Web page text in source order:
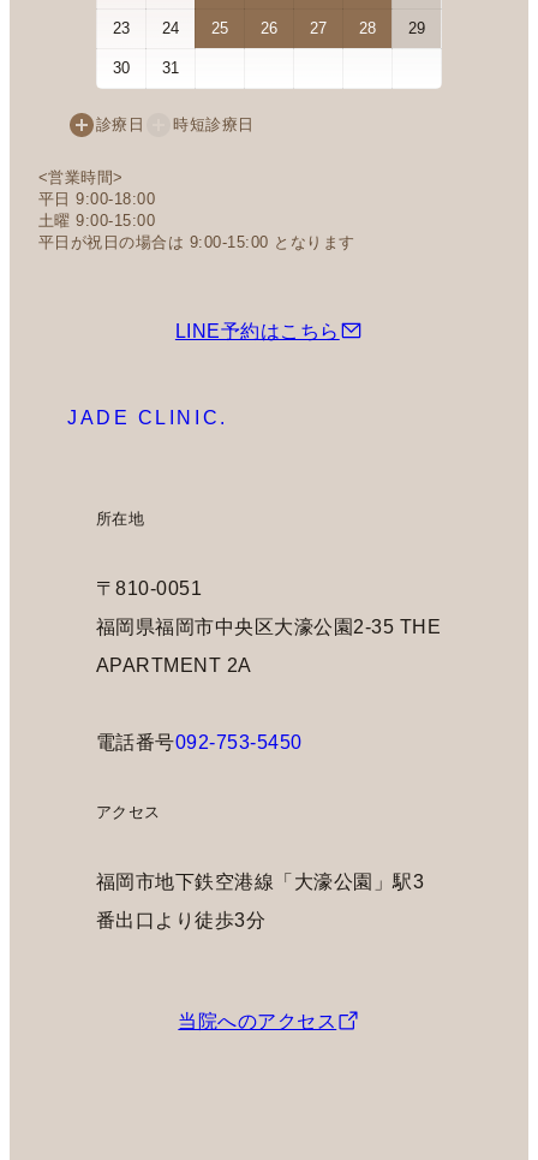
23 24 25 26 27 28 29
30 31
診療日 時短診療日
<営業時間>
平日 9:00-18:00
土曜 9:00-15:00
平日が祝日の場合は 9:00-15:00 となります
LINE予約はこちら
JADE CLINIC.
所在地
〒810-0051
福岡県福岡市中央区大濠公園2-35 THE
APARTMENT 2A
電話番号092-753-5450
アクセス
福岡市地下鉄空港線「大濠公園」駅3
番出口より徒歩3分
当院へのアクセス